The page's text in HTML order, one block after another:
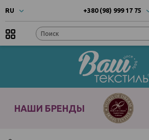
RU
UA- Українска
RU- Русский
+380 (98) 999 17 75
НАШИ БРЕНДЫ